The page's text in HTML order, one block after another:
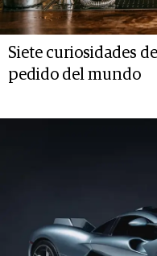
Siete curiosidades
pedido del mundo